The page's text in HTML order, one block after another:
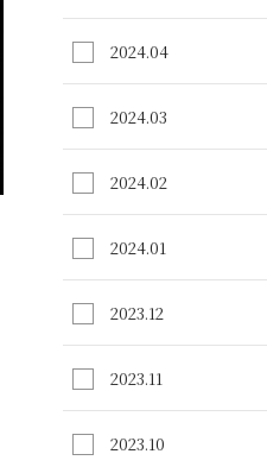
2024.04
2024.03
2024.02
2024.01
2023.12
2023.11
2023.10